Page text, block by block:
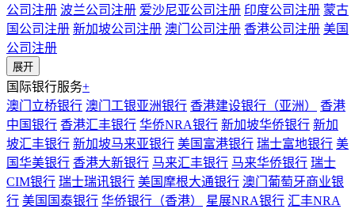
公司注册 波兰公司注册 爱沙尼亚公司注册 印度公司注册 蒙古
国公司注册 新加坡公司注册 澳门公司注册 香港公司注册 美国
公司注册
展开
国际银行服务+
澳门立桥银行 澳门工银亚洲银行 香港建设银行（亚洲）
香港
中国银行 香港汇丰银行 华侨NRA银行 新加坡华侨银行 新加
坡汇丰银行 新加坡马来亚银行 美国富港银行 瑞士富地银行 美
国华美银行 香港大新银行 马来汇丰银行 马来华侨银行 瑞士
CIM银行 瑞士瑞讯银行 美国摩根大通银行 澳门葡萄牙商业银
行 美国国泰银行 华侨银行（香港） 星展NRA银行 汇丰NRA